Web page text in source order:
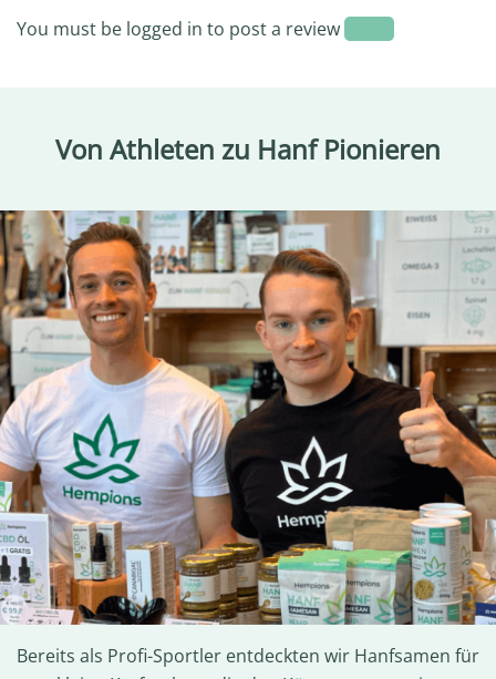
You must be logged in to post a reviewLog In
Von Athleten zu Hanf Pionieren
Bereits als Profi-Sportler entdeckten wir Hanfsamen für